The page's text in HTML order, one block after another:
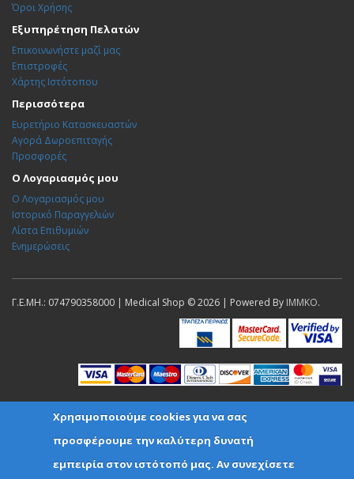
Όροι Χρήσης
Εξυπηρέτηση Πελατών
Επικοινωνήστε μαζί μας
Επιστροφές
Χάρτης Ιστότοπου
Περισσότερα
Ευρετήριο Κατασκευαστών
Αγορά Δωροεπιταγής
Προσφορές
Ο Λογαριασμός μου
Ο Λογαριασμός μου
Ιστορικό Παραγγελιών
Λίστα Επιθυμιών
Ενημερώσεις
Γ.Ε.ΜΗ.: 074790358000 | Medical Shop © 2026 | Powered By IMMKO.
Χρησιμοποιούμε cookies για να σας
προσφέρουμε την καλύτερη δυνατή
εμπειρία στον ιστότοπό μας. Αν συνεχίσετε